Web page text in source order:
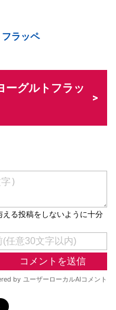
ラッペ
グルトフラッ